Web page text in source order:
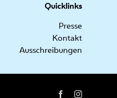
Quicklinks
Presse
Kontakt
Ausschreibungen
FacebookInstagram